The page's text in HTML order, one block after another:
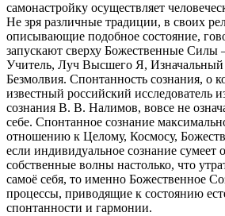
самонастройку осуществляет
Не зря различные традиции, в своих
описывающие подобное состояние,
запускают сверху Божественные
Учитель, Луч Высшего Я, Изначальный
Безмолвия. Спонтанность сознания, о
известный российский исследователь
сознания В. В. Налимов, вовсе не
себе. Спонтанное сознание
отношению к Целому, Космосу,
если индивидуальное сознание сумеет
собственные волны настолько, что
самоё себя, то именно Божественное
процессы, приводящие к состоянию
спонтанности и гармонии.